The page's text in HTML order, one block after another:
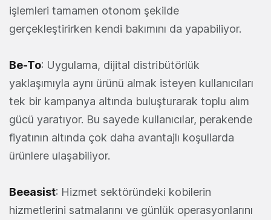
işlemleri tamamen otonom şekilde
gerçekleştirirken kendi bakımını da yapabiliyor.
Be-To: Uygulama, dijital distribütörlük
yaklaşımıyla aynı ürünü almak isteyen kullanıcıları
tek bir kampanya altında buluşturarak toplu alım
gücü yaratıyor. Bu sayede kullanıcılar, perakende
fiyatının altında çok daha avantajlı koşullarda
ürünlere ulaşabiliyor.
Beeasist: Hizmet sektöründeki kobilerin
hizmetlerini satmalarını ve günlük operasyonlarını